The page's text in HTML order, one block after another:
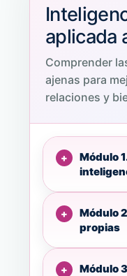
aplicada
Comprender
ajenas para
relaciones y
Módulo
Módulo
propias
Módulo